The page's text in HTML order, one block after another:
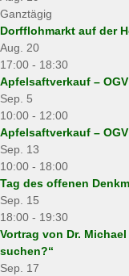
Ganztägig
Dorfflohmarkt auf der
Aug. 20
17:00 - 18:30
Apfelsaftverkauf – OGV
Sep. 5
10:00 - 12:00
Apfelsaftverkauf – OGV
Sep. 13
10:00 - 18:00
Tag des offenen
Sep. 15
18:00 - 19:30
Vortrag von Dr.
suchen?“
Sep. 17